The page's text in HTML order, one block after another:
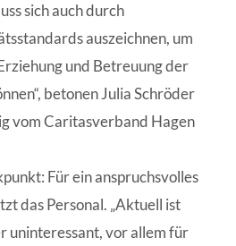
sich auch durch
auszeichnen, um
und Betreuung der
betonen Julia Schröder
vom Caritasverband Hagen
Für ein anspruchsvolles
das Personal. „Aktuell ist
uninteressant, vor allem für